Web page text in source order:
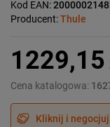
Kod EAN:
Producent:Thule
1229,15
Cena katalogowa:
Kliknij i